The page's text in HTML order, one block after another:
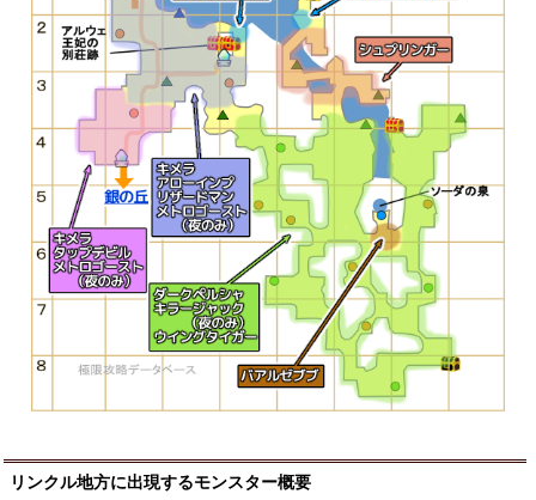
リンクル地方に出現するモンスター概要